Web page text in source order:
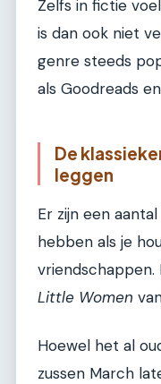
Zelfs in fictie
is dan ook niet
genre steeds
als Goodreads
De
leggen
Er zijn een
hebben als je
vriendschappen.
Little Women
Hoewel het al
zussen March